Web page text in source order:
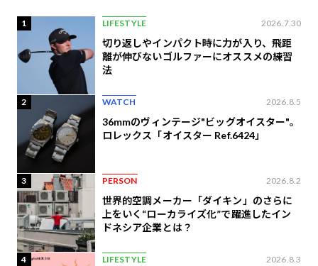
1 LIFESTYLE 2026.7.30
切り返しやインパクト時に力が入り、飛距
離が伸びないゴルファーにオススメの練習
法
2 WATCH 2026.8.5
36mmのヴィンテージ"ビッグオイスター"。
ロレックス「オイスター Ref.6424」
3 PERSON 2026.8.2
世界的空調メーカー「ダイキン」のさらに
上をいく“ローカライズ化”で躍進したイン
ドネシア企業とは？
4 LIFESTYLE 2026.8.3